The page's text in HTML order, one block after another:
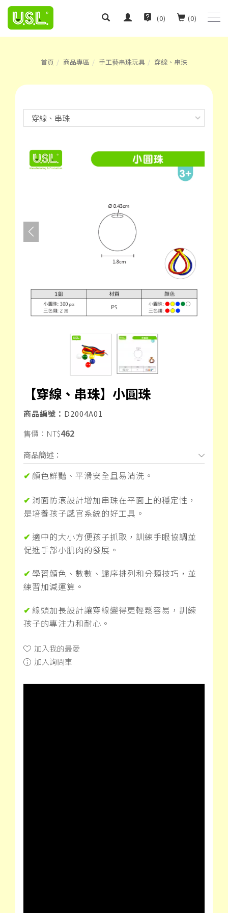
(0)
(0)
首頁 商品專區 手工藝串珠玩具 穿線、串珠
【穿線、串珠】小圓珠
商品編號： D2004A01
售價： NT$462
商品簡述：
✔ 顏色鮮豔、平滑安全且易清洗。
✔ 洞面防滾設計增加串珠在平面上的穩定性，
是培養孩子感官系統的好工具。
✔ 適中的大小方便孩子抓取，訓練手眼協調並
促進手部小肌肉的發展。
✔ 學習顏色、數數、歸序排列和分類技巧，並
練習加減運算。
✔ 線頭加長設計讓穿線變得更輕鬆容易，訓練
孩子的專注力和耐心。
加入我的最愛
加入詢問車